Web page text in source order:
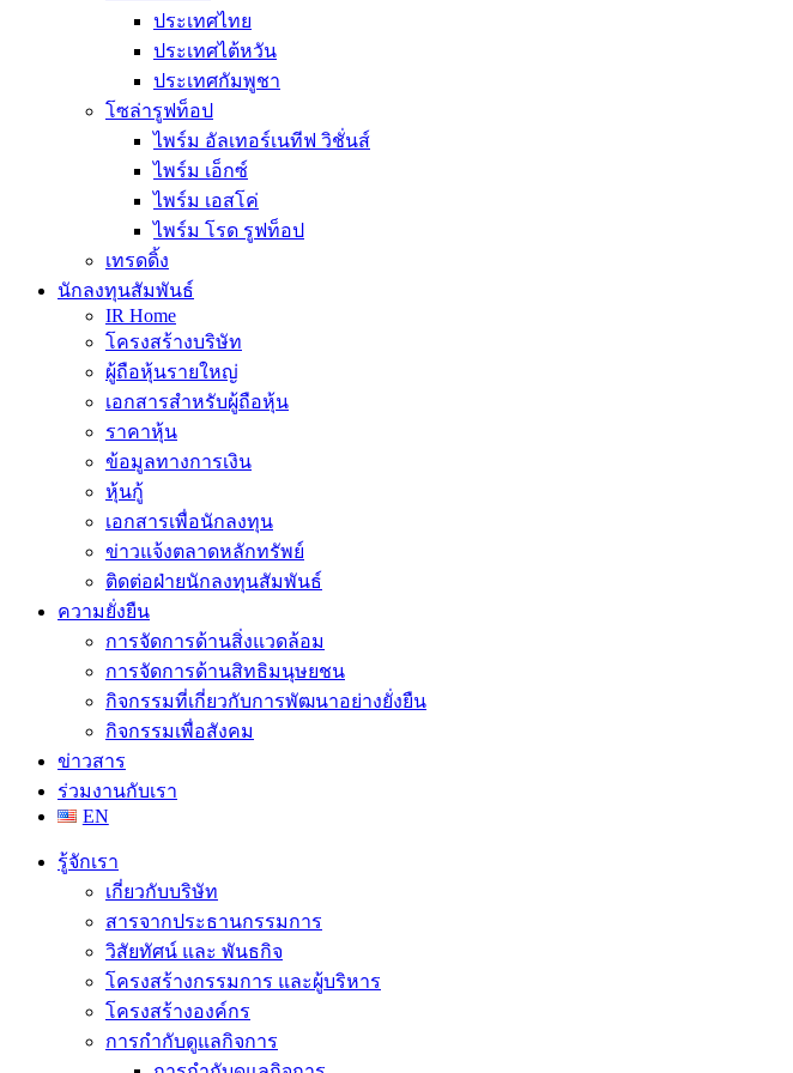
ประเทศไทย
ประเทศไต้หวัน
ประเทศกัมพูชา
โซล่ารูฟท็อป
ไพร์ม อัลเทอร์เนทีฟ วิชั่นส์
ไพร์ม เอ็กซ์
ไพร์ม เอสโค่
ไพร์ม โรด รูฟท็อป
เทรดดิ้ง
นักลงทุนสัมพันธ์
IR Home
โครงสร้างบริษัท
ผู้ถือหุ้นรายใหญ่
เอกสารสำหรับผู้ถือหุ้น
ราคาหุ้น
ข้อมูลทางการเงิน
หุ้นกู้
เอกสารเพื่อนักลงทุน
ข่าวแจ้งตลาดหลักทรัพย์
ติดต่อฝ่ายนักลงทุนสัมพันธ์
ความยั่งยืน
การจัดการด้านสิ่งแวดล้อม
การจัดการด้านสิทธิมนุษยชน
กิจกรรมที่เกี่ยวกับการพัฒนาอย่างยั่งยืน
กิจกรรมเพื่อสังคม
ข่าวสาร
ร่วมงานกับเรา
EN
รู้จักเรา
เกี่ยวกับบริษัท
สารจากประธานกรรมการ
วิสัยทัศน์ และ พันธกิจ
โครงสร้างกรรมการ และผู้บริหาร
โครงสร้างองค์กร
การกำกับดูแลกิจการ